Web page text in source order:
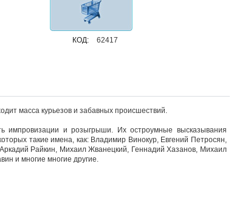
КОД: 62417
масса курьезов и забавных происшествий.
импровизации и розыгрыши. Их остроумные высказывания
такие имена, как: Владимир Винокур, Евгений Петросян,
Райкин, Михаил Жванецкий, Геннадий Хазанов, Михаил
и многие многие другие.